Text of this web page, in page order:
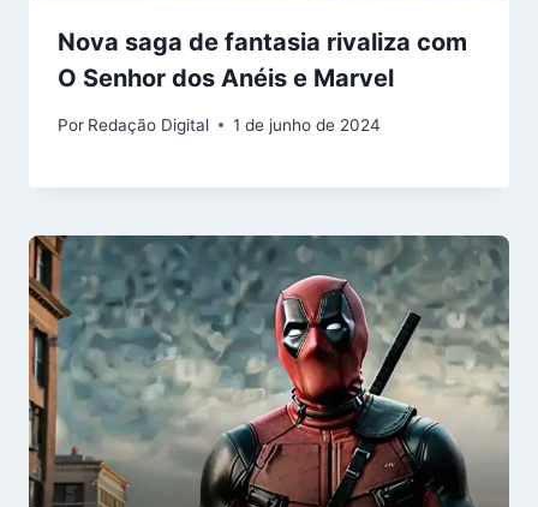
Nova saga de fantasia rivaliza com
O Senhor dos Anéis e Marvel
Por Redação Digital 1 de junho de 2024